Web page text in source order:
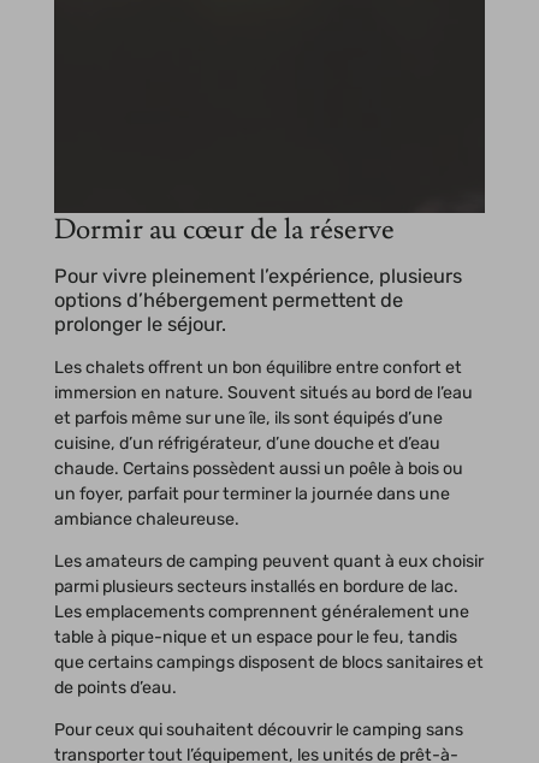
Dormir au cœur de la réserve
Pour vivre pleinement l’expérience, plusieurs
options d’hébergement permettent de
prolonger le séjour.
Les chalets offrent un bon équilibre entre confort et
immersion en nature. Souvent situés au bord de l’eau
et parfois même sur une île, ils sont équipés d’une
cuisine, d’un réfrigérateur, d’une douche et d’eau
chaude. Certains possèdent aussi un poêle à bois ou
un foyer, parfait pour terminer la journée dans une
ambiance chaleureuse.
Les amateurs de camping peuvent quant à eux choisir
parmi plusieurs secteurs installés en bordure de lac.
Les emplacements comprennent généralement une
table à pique-nique et un espace pour le feu, tandis
que certains campings disposent de blocs sanitaires et
de points d’eau.
Pour ceux qui souhaitent découvrir le camping sans
transporter tout l’équipement, les unités de prêt-à-